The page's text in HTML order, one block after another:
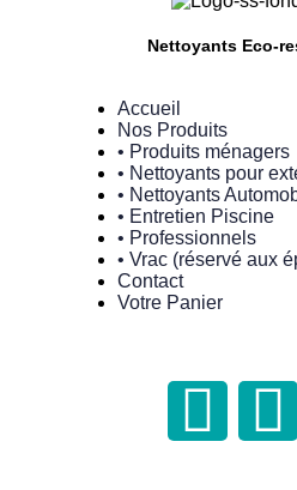
Nettoyants Eco-
Accueil
Nos Produits
• Produits ménagers
• Nettoyants pour
• Nettoyants
• Entretien Piscine
• Professionnels
• Vrac (réservé aux
Contact
Votre Panier